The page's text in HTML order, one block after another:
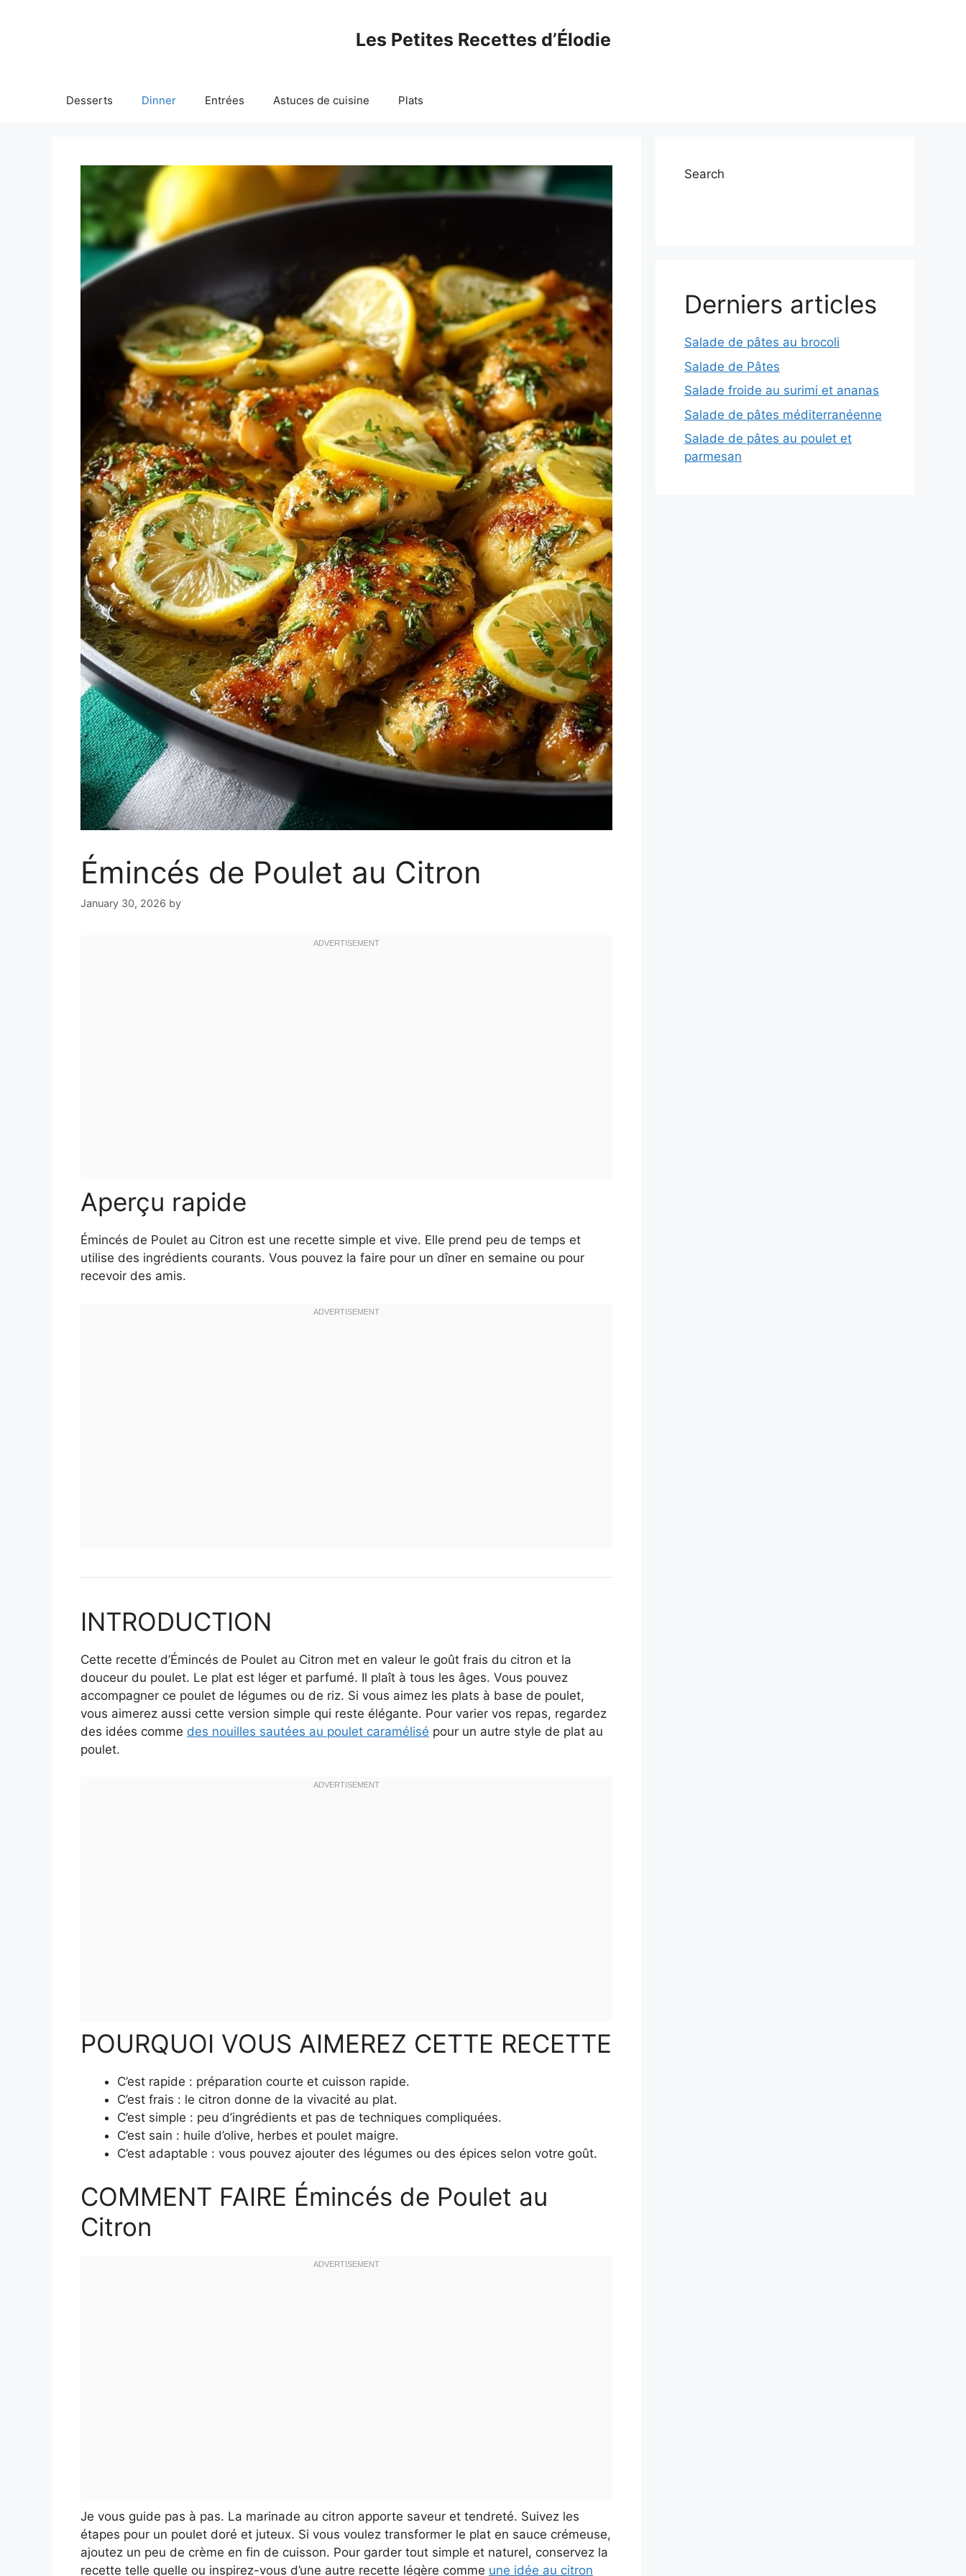
Les Petites Recettes d’Élodie
Desserts Dinner Entrées Astuces de cuisine Plats
Émincés de Poulet au Citron
January 30, 2026 by
Aperçu rapide
Émincés de Poulet au Citron est une recette simple et vive. Elle prend peu de temps et
utilise des ingrédients courants. Vous pouvez la faire pour un dîner en semaine ou pour
recevoir des amis.
INTRODUCTION
Cette recette d’Émincés de Poulet au Citron met en valeur le goût frais du citron et la
douceur du poulet. Le plat est léger et parfumé. Il plaît à tous les âges. Vous pouvez
accompagner ce poulet de légumes ou de riz. Si vous aimez les plats à base de poulet,
vous aimerez aussi cette version simple qui reste élégante. Pour varier vos repas, regardez
des idées comme des nouilles sautées au poulet caramélisé pour un autre style de plat au
poulet.
POURQUOI VOUS AIMEREZ CETTE RECETTE
C’est rapide : préparation courte et cuisson rapide.
C’est frais : le citron donne de la vivacité au plat.
C’est simple : peu d’ingrédients et pas de techniques compliquées.
C’est sain : huile d’olive, herbes et poulet maigre.
C’est adaptable : vous pouvez ajouter des légumes ou des épices selon votre goût.
COMMENT FAIRE Émincés de Poulet au
Citron
Je vous guide pas à pas. La marinade au citron apporte saveur et tendreté. Suivez les
étapes pour un poulet doré et juteux. Si vous voulez transformer le plat en sauce crémeuse,
ajoutez un peu de crème en fin de cuisson. Pour garder tout simple et naturel, conservez la
recette telle quelle ou inspirez-vous d’une autre recette légère comme une idée au citron
Search
Derniers articles
Salade de pâtes au brocoli
Salade de Pâtes
Salade froide au surimi et ananas
Salade de pâtes méditerranéenne
Salade de pâtes au poulet et
parmesan